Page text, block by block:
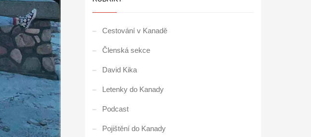
Cestování v Kanadě
Členská sekce
David Kika
Letenky do Kanady
Podcast
Pojištění do Kanady